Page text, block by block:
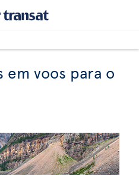
em voos para o